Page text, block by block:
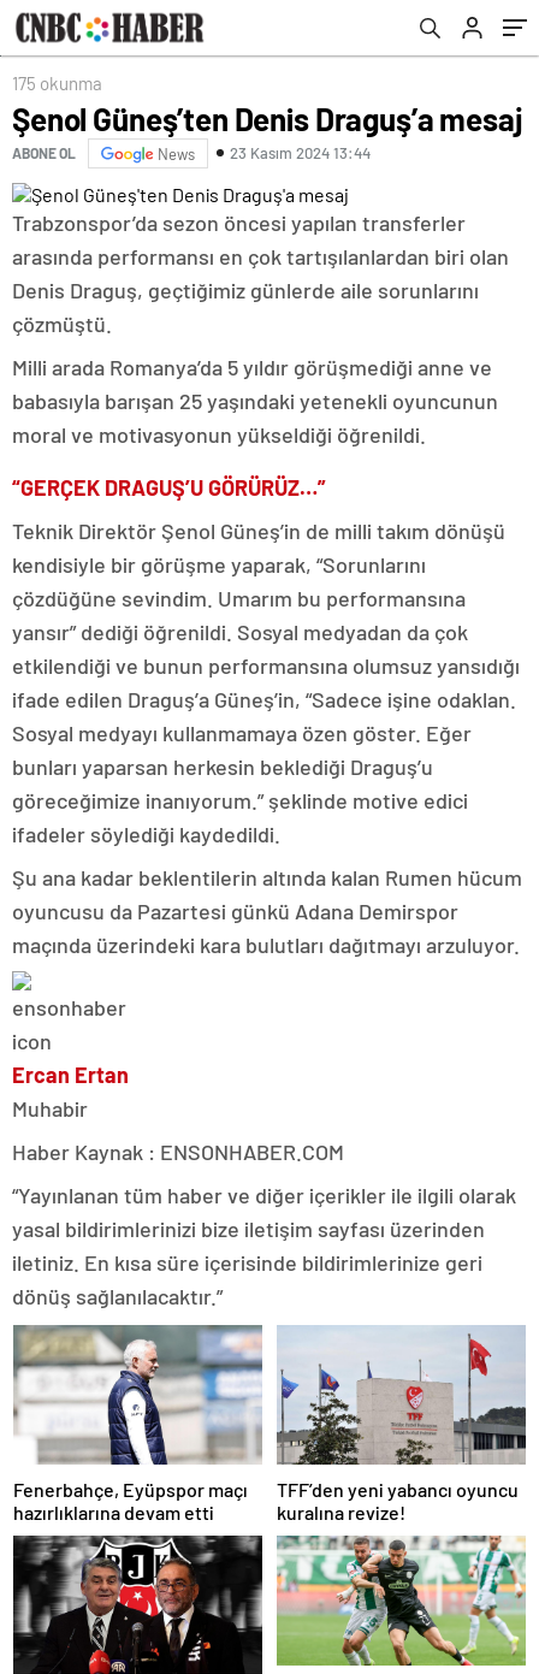
175 okunma
Şenol Güneş’ten Denis Draguş’a mesaj
ABONE OL News 23 Kasım 2024 13:44
Trabzonspor’da sezon öncesi yapılan transferler
arasında performansı en çok tartışılanlardan biri olan
Denis Draguş, geçtiğimiz günlerde aile sorunlarını
çözmüştü.
Milli arada Romanya’da 5 yıldır görüşmediği anne ve
babasıyla barışan 25 yaşındaki yetenekli oyuncunun
moral ve motivasyonun yükseldiği öğrenildi.
“GERÇEK DRAGUŞ’U GÖRÜRÜZ…”
Teknik Direktör Şenol Güneş’in de milli takım dönüşü
kendisiyle bir görüşme yaparak, “Sorunlarını
çözdüğüne sevindim. Umarım bu performansına
yansır” dediği öğrenildi. Sosyal medyadan da çok
etkilendiği ve bunun performansına olumsuz yansıdığı
ifade edilen Draguş’a Güneş’in, “Sadece işine odaklan.
Sosyal medyayı kullanmamaya özen göster. Eğer
bunları yaparsan herkesin beklediği Draguş’u
göreceğimize inanıyorum.” şeklinde motive edici
ifadeler söylediği kaydedildi.
Şu ana kadar beklentilerin altında kalan Rumen hücum
oyuncusu da Pazartesi günkü Adana Demirspor
maçında üzerindeki kara bulutları dağıtmayı arzuluyor.
Ercan Ertan
Muhabir
Haber Kaynak : ENSONHABER.COM
“Yayınlanan tüm haber ve diğer içerikler ile ilgili olarak
yasal bildirimlerinizi bize iletişim sayfası üzerinden
iletiniz. En kısa süre içerisinde bildirimlerinize geri
dönüş sağlanılacaktır.”
Fenerbahçe, Eyüpspor maçı
hazırlıklarına devam etti
TFF’den yeni yabancı oyuncu
kuralına revize!